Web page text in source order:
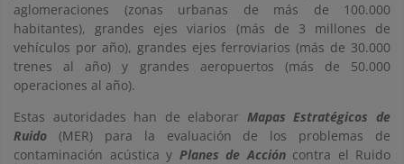
aglomeraciones (zonas urbanas de más de 100.000
habitantes), grandes ejes viarios (más de 3 millones de
vehículos por año), grandes ejes ferroviarios (más de 30.000
trenes al año) y grandes aeropuertos (más de 50.000
operaciones al año).
Estas autoridades han de elaborar Mapas Estratégicos de
Ruido (MER) para la evaluación de los problemas de
contaminación acústica y Planes de Accióncontra el Ruido